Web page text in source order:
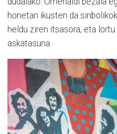
honetan ikusten da
heldu ziren itsasora, eta
askatasuna.